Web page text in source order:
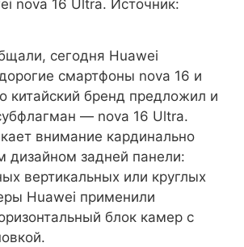
nova 16 Ultra. Источник:
сегодня Huawei
смартфоны nova 16 и
китайский бренд предложил и
— nova 16 Ultra.
внимание кардинально
дизайном задней панели:
вертикальных или круглых
Huawei применили
блок камер с